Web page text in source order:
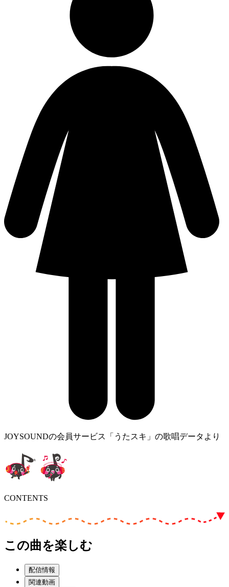
JOYSOUNDの会員サービス「うたスキ」の歌唱データより
CONTENTS
この曲を楽しむ
配信情報
関連動画